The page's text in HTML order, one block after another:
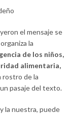
el mensaje se
la
de los niños,
alimentaria,
rostro de la
pasaje del texto.
la nuestra, puede